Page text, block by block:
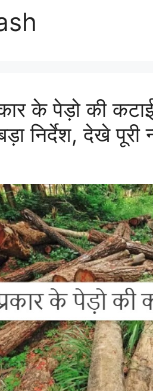
के पेड़ो की
निर्देश, देखे पूरी